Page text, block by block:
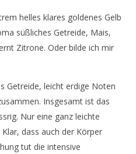
helles klares goldenes Gelb
süßliches Getreide, Mais,
Zitrone. Oder bilde ich mir
Getreide, leicht erdige Noten
Insgesamt ist das
Nur eine ganz leichte
dass auch der Körper
tut die intensive